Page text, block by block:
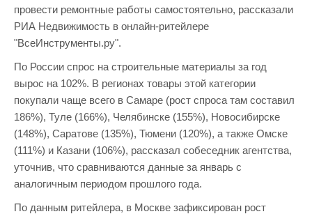
провести ремонтные работы самостоятельно, рассказали
РИА Недвижимость в онлайн-ритейлере
"ВсеИнструменты.ру".
По России спрос на строительные материалы за год
вырос на 102%. В регионах товары этой категории
покупали чаще всего в Самаре (рост спроса там составил
186%), Туле (166%), Челябинске (155%), Новосибирске
(148%), Саратове (135%), Тюмени (120%), а также Омске
(111%) и Казани (106%), рассказал собеседник агентства,
уточнив, что сравниваются данные за январь с
аналогичным периодом прошлого года.
По данным ритейлера, в Москве зафиксирован рост